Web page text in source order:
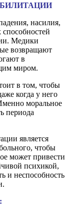
насилия,
Медики
возвращают
в
миром.
в том, чтобы
когда у него
моральное
периода
является
чтобы
может привести
психикой,
и неспособность